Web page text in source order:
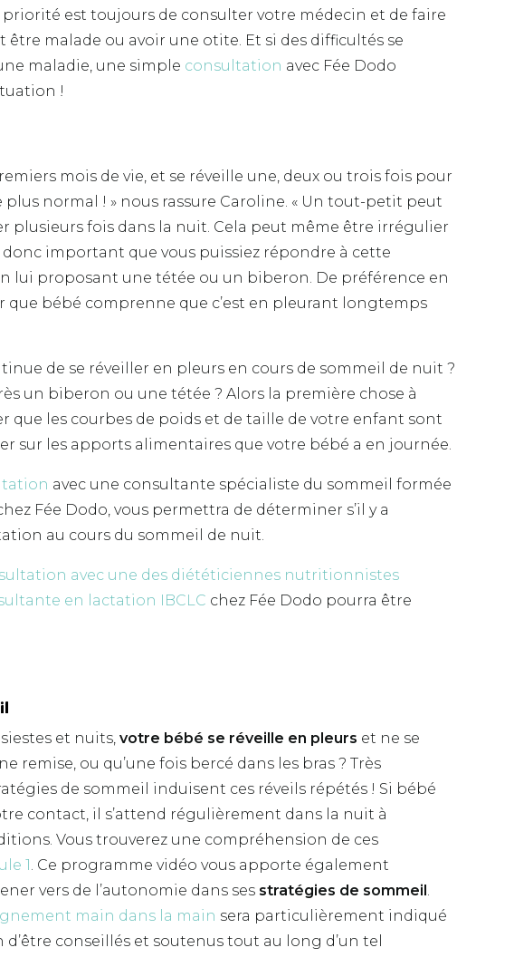
priorité est toujours de consulter votre médecin et de faire
être malade ou avoir une otite. Et si des difficultés se
maladie, une simple consultation avec Fée Dodo
!
mois de vie, et se réveille une, deux ou trois fois pour
plus normal ! » nous rassure Caroline. « Un tout-petit peut
plusieurs fois dans la nuit. Cela peut même être irrégulier
donc important que vous puissiez répondre à cette
lui proposant une tétée ou un biberon. De préférence en
que bébé comprenne que c’est en pleurant longtemps
de se réveiller en pleurs en cours de sommeil de nuit ?
un biberon ou une tétée ? Alors la première chose à
que les courbes de poids et de taille de votre enfant sont
sur les apports alimentaires que votre bébé a en journée.
avec une consultante spécialiste du sommeil formée
Fée Dodo, vous permettra de déterminer s’il y a
au cours du sommeil de nuit.
avec une des diététiciennes nutritionnistes
en lactation IBCLC chez Fée Dodo pourra être
et nuits, votre bébé se réveille en pleurs et ne se
remise, ou qu’une fois bercé dans les bras ? Très
de sommeil induisent ces réveils répétés ! Si bébé
contact, il s’attend régulièrement dans la nuit à
Vous trouverez une compréhension de ces
1 . Ce programme vidéo vous apporte également
vers de l’autonomie dans ses stratégies de sommeil .
main dans la main sera particulièrement indiqué
d’être conseillés et soutenus tout au long d’un tel